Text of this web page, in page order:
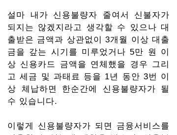
설마 내가 신용불량자 줄여서 신불자가
되지는 않겠지라고 생각할 수 있으나 대
출받은 금액과 상관없이 3개월 이상 대출
금을 갚는 시기를 미루었거나 5만 원 이
상 신용카드 금액을 연체했을 경우 그리
고 세금 및 과태료 등을 1년 동안 3번 이
상 체납하면 한순간에 신용불량자가 될
수 있습니다.
이렇게 신용불량자가 되면 금융서비스를